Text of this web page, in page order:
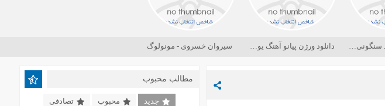
دانلود آهنگ جواد سنگونی به نام امام دانلود ورژن پیانو آهنگ یوسف زمانی به نام پریزاد سیروان خسروی - مونولوگ
مطالب محبوب
جدید محبوب تصادفی